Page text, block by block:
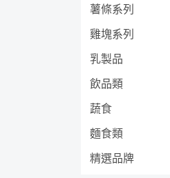
薯條系列
雞塊系列
乳製品
飲品類
蔬食
麵食類
精選品牌